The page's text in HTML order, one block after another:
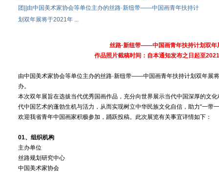
团||由中国美术家协会等单位主办的丝路·新纽带——中国画青年扶持计
划双年展将于2021年 ...
丝路·新纽带——中国画青年扶持计划双年
作品照片截稿时间：自本通知发布之日起至
由中国美术家协会等单位主办的丝路·新纽带——中国画青年扶持计划双年展
办。
本次双年展旨在选拔当代优秀国画作品，充分向世界展示当代中国深厚的文
代中国艺术的蓬勃生机与活力，从而实现树立中华民族文化自信，助力“一带
欢迎我省青年中国画家积极参加，踊跃投稿。此次展览有关事宜详情如下：
01、组织机构
主办单位
丝路规划研究中心
中国美术家协会